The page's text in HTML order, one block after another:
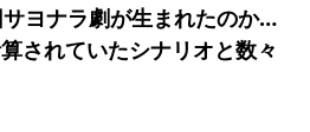
ヨナラ劇が生まれたのか…
されていたシナリオと数々